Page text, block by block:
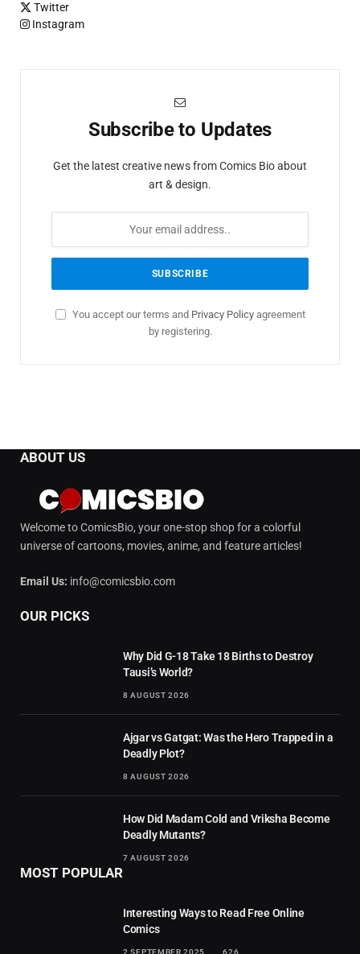
Twitter
Instagram
Subscribe to Updates
Get the latest creative news from Comics Bio about
art & design.
You accept our terms and Privacy Policyagreement
by registering.
ABOUT US
Welcome to ComicsBio, your one-stop shop for a colorful
universe of cartoons, movies, anime, and feature articles!
Email Us: info@comicsbio.com
OUR PICKS
Why Did G-18 Take 18 Births to Destroy
Tausi’s World?
8 AUGUST 2026
Ajgar vs Gatgat: Was the Hero Trapped in a
Deadly Plot?
8 AUGUST 2026
How Did Madam Cold and Vriksha Become
Deadly Mutants?
7 AUGUST 2026
MOST POPULAR
Interesting Ways to Read Free Online
Comics